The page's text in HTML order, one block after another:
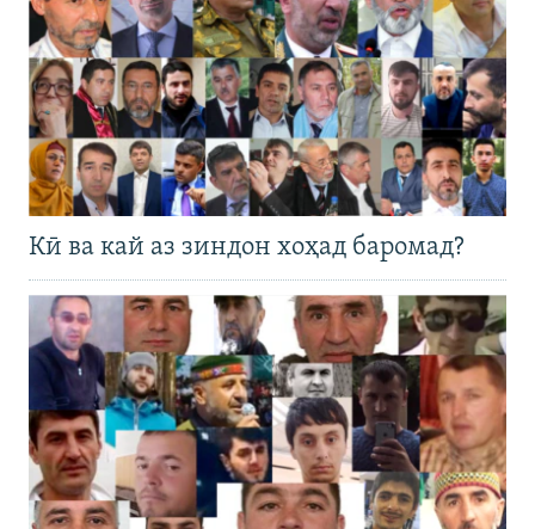
Кӣ ва кай аз зиндон хоҳад баромад?